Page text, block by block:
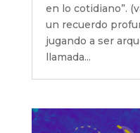
en lo cotidiano”.
un recuerdo
jugando a ser
llamada...